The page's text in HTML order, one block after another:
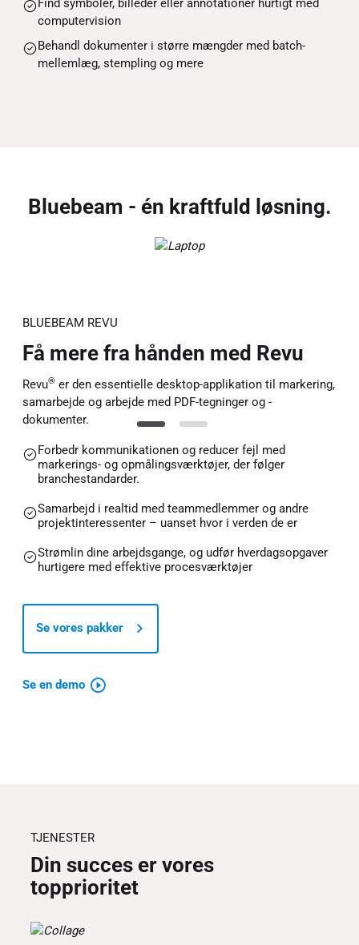
Find symboler, billeder eller annotationer hurtigt med
computervision
Behandl dokumenter i større mængder med batch-
mellemlæg, stempling og mere
Bluebeam - én kraftfuld løsning.
BLUEBEAM REVU
Få mere fra hånden med Revu
Revu® er den essentielle desktop-applikation til markering,
samarbejde og arbejde med PDF-tegninger og -
dokumenter.
Forbedr kommunikationen og reducer fejl med
markerings- og opmålingsværktøjer, der følger
branchestandarder.
Samarbejd i realtid med teammedlemmer og andre
projektinteressenter – uanset hvor i verden de er
Strømlin dine arbejdsgange, og udfør hverdagsopgaver
hurtigere med effektive procesværktøjer
Se vores pakker
Se en demo
TJENESTER
Din succes er vores
topprioritet